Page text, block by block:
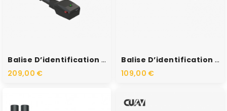
Balise D’identification À...
209,00 €
Balise D’identification À...
109,00 €